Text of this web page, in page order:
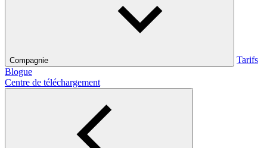
Compagnie
Tarifs
Blogue
Centre de téléchargement